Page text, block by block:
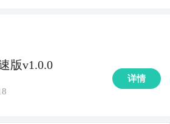
版v1.0.0
详情